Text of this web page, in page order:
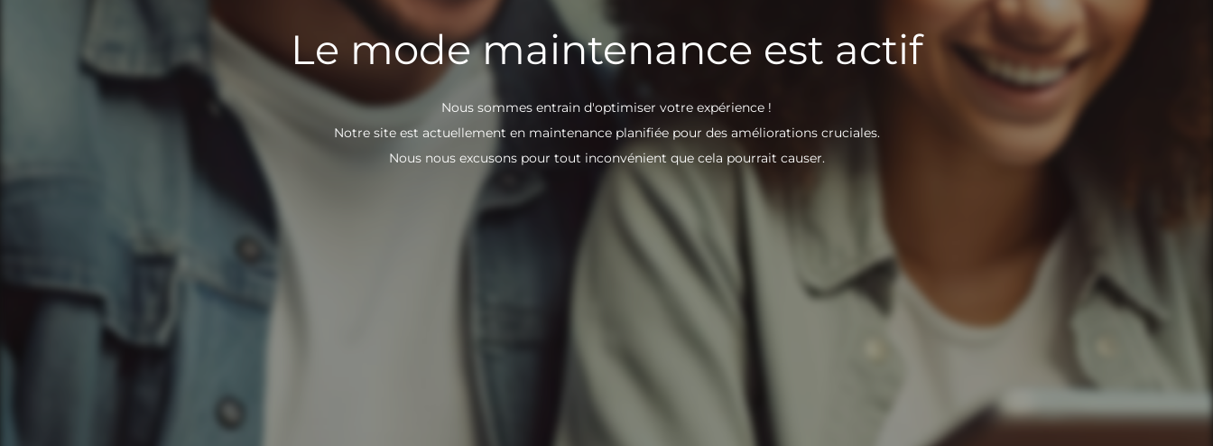
Le mode maintenance est actif
Nous sommes entrain d'optimiser votre expérience !
Notre site est actuellement en maintenance planifiée pour des améliorations cruciales.
Nous nous excusons pour tout inconvénient que cela pourrait causer.